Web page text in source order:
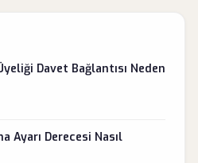
Davet Bağlantısı Neden
Ayarı Derecesi Nasıl